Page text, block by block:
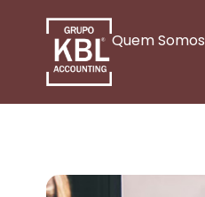
Quem Somos